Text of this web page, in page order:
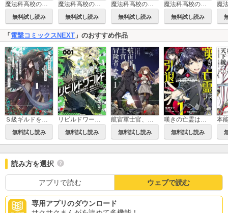
魔法科高校の劣等生 エスケープ編
無料試し読み
魔法科高校の劣等生 急転編
無料試し読み
魔法科高校の劣等生 司波達也暗殺計画
無料試し読み
魔法科高校の劣等生 インベージョン編
無料試し読み
「 電撃コミックスNEXT 」のおすすめ作品
Ｓ級ギルドを追放されたけど、実は俺だけドラゴンの言葉がわかるので、気付いたときには竜騎士の頂点を極めてました。
無料試し読み
リビルドワールド
無料試し読み
航宙軍士官、冒険者になる
無料試し読み
嘆きの亡霊は引退したい ～最弱ハンターによる最強パーティ育成術～
無料試し読み
読み方を選択
アプリで読む ウェブで読む
専用アプリのダウンロード